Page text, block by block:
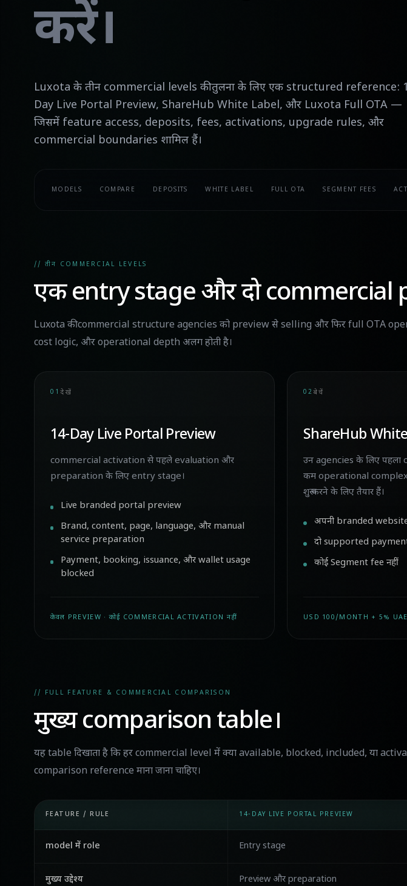
करें।
Luxota के तीन commercial levels की तुलना के लिए एक structured reference:
Day Live Portal Preview, ShareHub White Label, और Luxota Full OTA —
जिसमें feature access, deposits, fees, activations, upgrade rules, और
commercial boundaries शामिल हैं।
MODELS COMPARE DEPOSITS WHITE LABEL FULL OTA SEGMENT FEES
// तीन COMMERCIAL LEVELS
एक entry stage और दो commercial
Luxota की commercial structure agencies को preview से selling और फिर full OTA
cost logic, और operational depth अलग होती है।
01देखें
14-Day Live Portal Preview
commercial activation से पहले evaluation और
preparation के लिए entry stage।
Live branded portal preview
Brand, content, page, language, और manual
service preparation
Payment, booking, issuance, और wallet usage
blocked
केवल PREVIEW · कोई COMMERCIAL ACTIVATION नहीं
02बेचें
ShareHub
उन agencies के लिए
कम operational
शुरू करने के लिए तैयार हैं।
अपनी branded
दो supported
कोई Segment fee नहीं
USD 100/MONTH + 5%
// FULL FEATURE & COMMERCIAL COMPARISON
मुख्य comparison table।
यह table दिखाता है कि हर commercial level में क्या available, blocked, included, या
comparison reference माना जाना चाहिए।
FEATURE / RULE 14-DAY LIVE PORTAL PREVIEW
model में role Entry stage
मुख्य उद्देश्य Preview और preparation